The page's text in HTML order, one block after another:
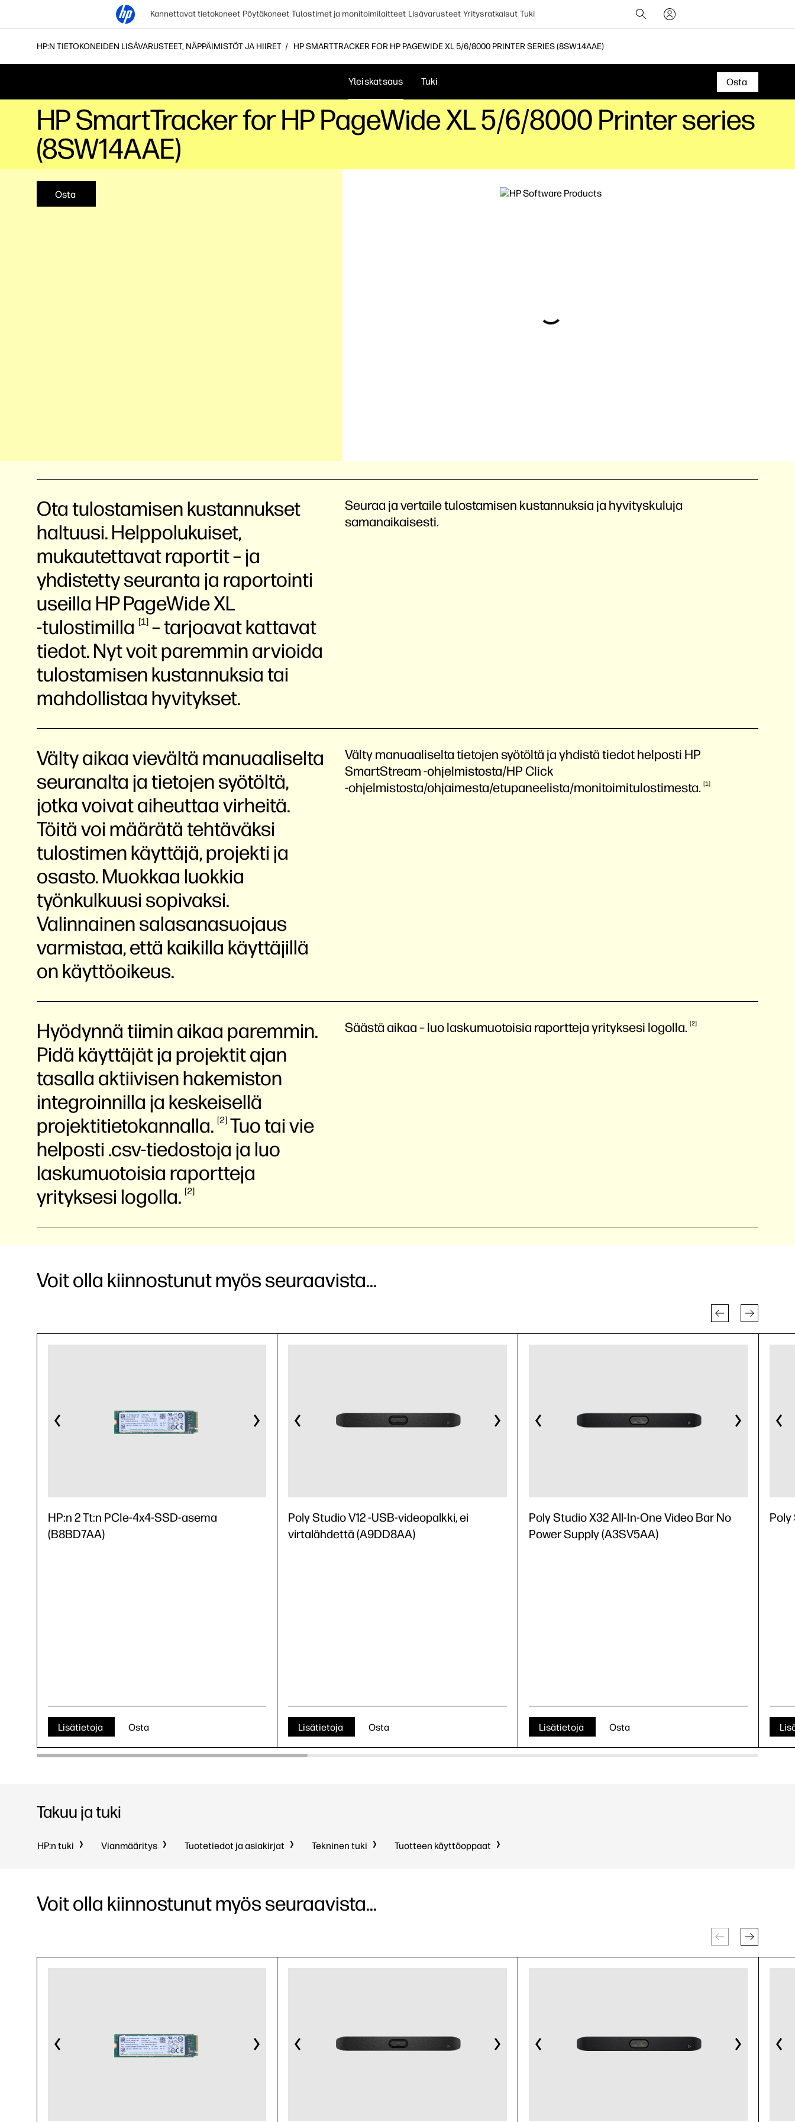
Kannettavat tietokoneet Pöytäkoneet Tulostimet ja monitoimilaitteet Lisävarusteet Yritysratkaisut Tuki
HP:N TIETOKONEIDEN LISÄVARUSTEET, NÄPPÄIMISTÖT JA HIIRET HP SMARTTRACKER FOR HP PAGEWIDE XL 5/6/8000 PRINTER SERIES (8SW14AAE)
Yleiskatsaus Tuki Osta
HP SmartTracker for HP PageWide XL 5/6/8000 Printer series
(8SW14AAE)
Osta
Ota tulostamisen kustannukset
haltuusi. Helppolukuiset,
mukautettavat raportit – ja
yhdistetty seuranta ja raportointi
useilla HP PageWide XL
-tulostimilla
1 – tarjoavat kattavat
tiedot. Nyt voit paremmin arvioida
tulostamisen kustannuksia tai
mahdollistaa hyvitykset.
Seuraa ja vertaile tulostamisen kustannuksia ja hyvityskuluja
samanaikaisesti.
Välty aikaa vievältä manuaaliselta
seuranalta ja tietojen syötöltä,
jotka voivat aiheuttaa virheitä.
Töitä voi määrätä tehtäväksi
tulostimen käyttäjä, projekti ja
osasto. Muokkaa luokkia
työnkulkuusi sopivaksi.
Valinnainen salasanasuojaus
varmistaa, että kaikilla käyttäjillä
on käyttöoikeus.
Välty manuaaliselta tietojen syötöltä ja yhdistä tiedot helposti HP
SmartStream -ohjelmistosta/HP Click
-ohjelmistosta/ohjaimesta/etupaneelista/monitoimitulostimesta.
1
Hyödynnä tiimin aikaa paremmin.
Pidä käyttäjät ja projektit ajan
tasalla aktiivisen hakemiston
integroinnilla ja keskeisellä
projektitietokannalla. 2 Tuo tai vie
helposti .csv-tiedostoja ja luo
laskumuotoisia raportteja
yrityksesi logolla. 2
Säästä aikaa – luo laskumuotoisia raportteja yrityksesi logolla. 2
Voit olla kiinnostunut myös seuraavista...
HP:n 2 Tt:n PCIe-4x4-SSD-asema
(B8BD7AA)
Lisätietoja Osta
Poly Studio V12 -USB-videopalkki, ei
virtalähdettä (A9DD8AA)
Lisätietoja Osta
Poly Studio X32 All-In-One Video Bar No
Power Supply (A3SV5AA)
Lisätietoja Osta
Poly
Takuu ja tuki
HP:n tuki Vianmääritys Tuotetiedot ja asiakirjat Tekninen tuki Tuotteen käyttöoppaat
Voit olla kiinnostunut myös seuraavista...